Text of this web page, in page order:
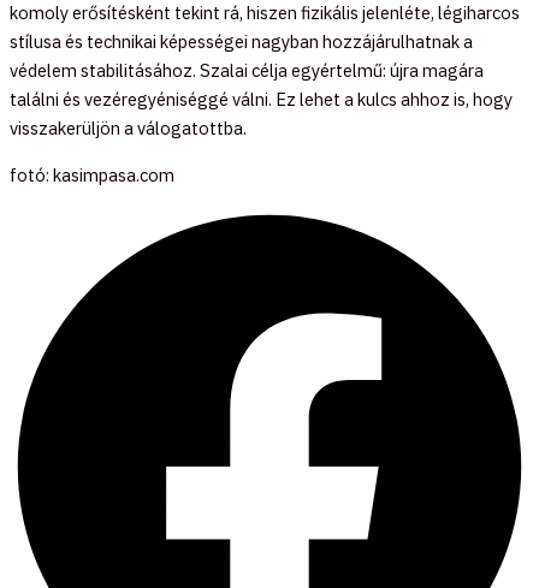
komoly erősítésként tekint rá, hiszen fizikális jelenléte, légiharcos
stílusa és technikai képességei nagyban hozzájárulhatnak a
védelem stabilitásához. Szalai célja egyértelmű: újra magára
találni és vezéregyéniséggé válni. Ez lehet a kulcs ahhoz is, hogy
visszakerüljön a válogatottba.
fotó: kasimpasa.com